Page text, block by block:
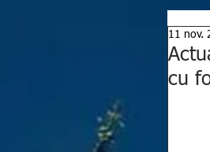
cu
11 nov.